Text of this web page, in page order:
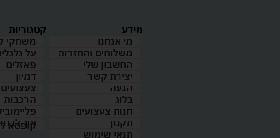
מידע
מי אנחנו
משלוחים והחזרות
החשבון שלי
יצירת קשר
הגעה
בלוג
חנות צעצועים
תקנון
תנאי שימוש
קטגוריות
משחקי
על
פאזלים
דמיון
צעצועים
הרכבות
איך
קופסא